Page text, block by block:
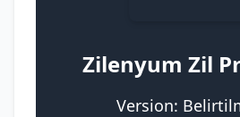
Zilenyum Zil
Version: